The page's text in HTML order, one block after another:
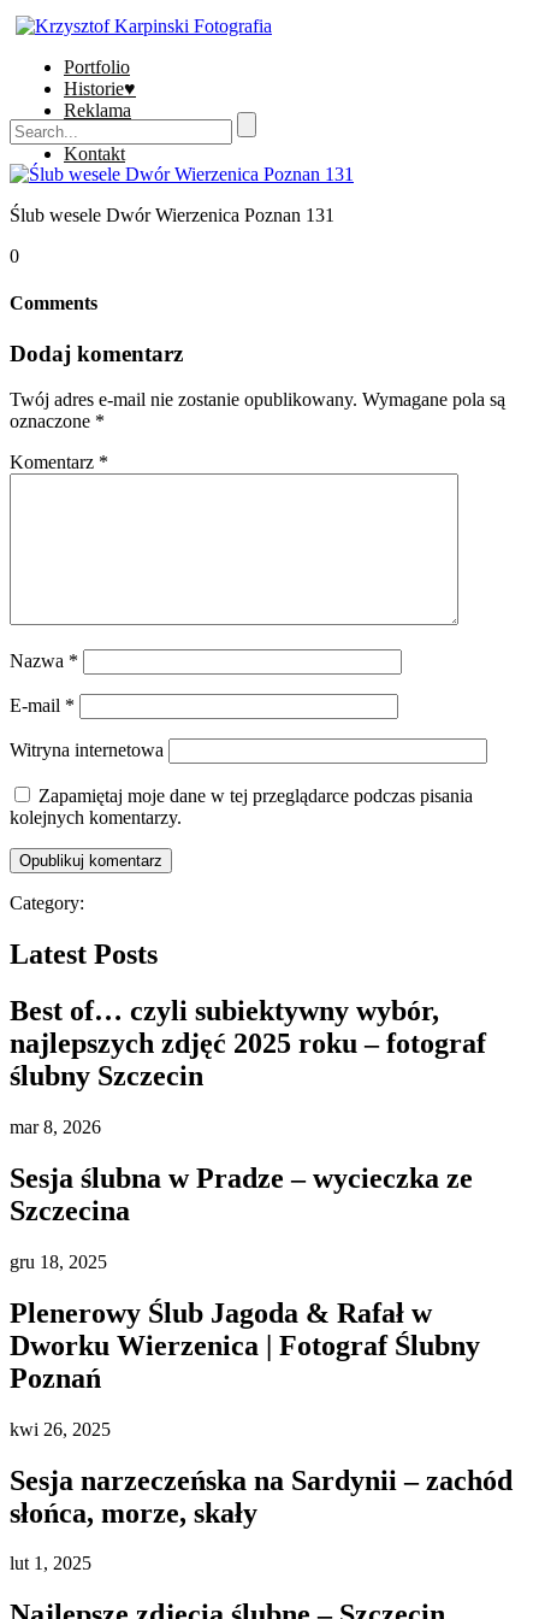
Portfolio
Historie♥
Reklama
Sklep
Kontakt
Ślub wesele Dwór Wierzenica Poznan 131
0
Comments
Dodaj komentarz
Twój adres e-mail nie zostanie opublikowany. Wymagane pola są
oznaczone *
Komentarz *
Nazwa *
E-mail *
Witryna internetowa
Zapamiętaj moje dane w tej przeglądarce podczas pisania
kolejnych komentarzy.
Category:
Latest Posts
Best of… czyli subiektywny wybór,
najlepszych zdjęć 2025 roku – fotograf
ślubny Szczecin
mar8, 2026
Sesja ślubna w Pradze – wycieczka ze
Szczecina
gru 18, 2025
Plenerowy Ślub Jagoda & Rafał w
Dworku Wierzenica | Fotograf Ślubny
Poznań
kwi 26, 2025
Sesja narzeczeńska na Sardynii – zachód
słońca, morze, skały
lut1, 2025